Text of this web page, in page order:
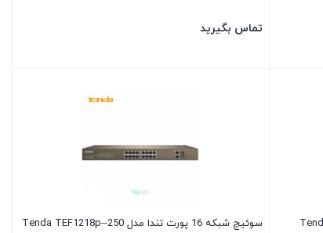
تماس بگیرید
سوئیچ شبکه 16 پورت تندا مدل 250-Tenda TEF1218p-